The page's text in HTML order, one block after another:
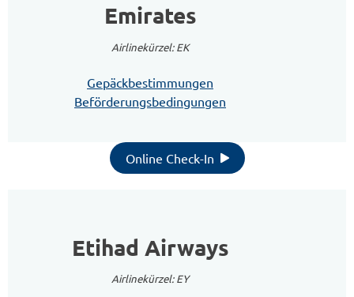
Emirates
Airlinekürzel: EK
Gepäckbestimmungen
Beförderungsbedingungen
Online Check-In
Etihad Airways
Airlinekürzel: EY